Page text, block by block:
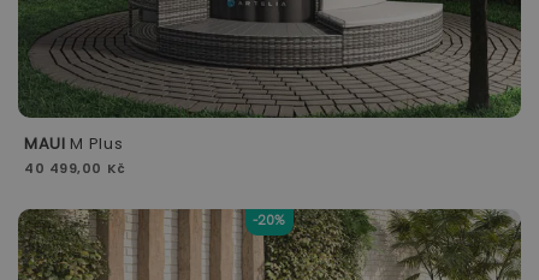
MAUI M Plus
40 499,00 Kč
-20%